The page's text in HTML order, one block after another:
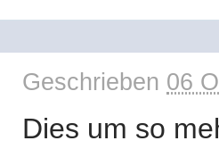
Geschrieben 06
Dies um so